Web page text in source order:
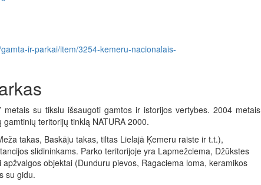
ir-parkai/item/3254-kemeru-nacionalais-
su tikslu išsaugoti gamtos ir istorijos vertybes. 2004 metais
teritorijų tinklą NATURA 2000.
takas, Baskāju takas, tiltas Lielajā Ķemeru raiste ir t.t.),
slidininkams. Parko teritorijoje yra Lapmežciema, Džūkstes
objektai (Dunduru pievos, Ragaciema loma, keramikos
su gidu.